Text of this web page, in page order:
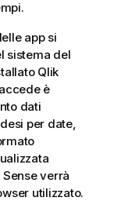
app si
sistema del
Qlik
è
dati
per date,
Senseverrà
utilizzato.